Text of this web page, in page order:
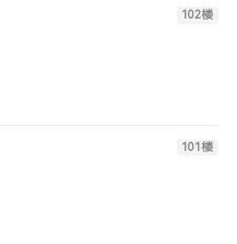
102楼
101楼